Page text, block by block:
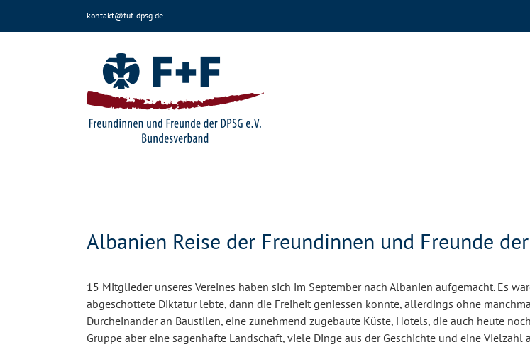
kontakt@fuf-dpsg.de
Albanien Reise der Freundinnen und Freunde der
15 Mitglieder unseres Vereines haben sich im September nach Albanien aufgemacht. Es
abgeschottete Diktatur lebte, dann die Freiheit geniessen konnte, allerdings ohne
Durcheinander an Baustilen, eine zunehmend zugebaute Küste, Hotels, die auch heute
Gruppe aber eine sagenhafte Landschaft, viele Dinge aus der Geschichte und eine